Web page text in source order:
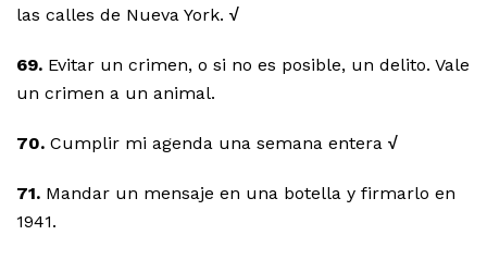
las calles de Nueva York. √
69. Evitar un crimen, o si no es posible, un delito. Vale
un crimen a un animal.
70. Cumplir mi agenda una semana entera √
71. Mandar un mensaje en una botella y firmarlo en
1941.